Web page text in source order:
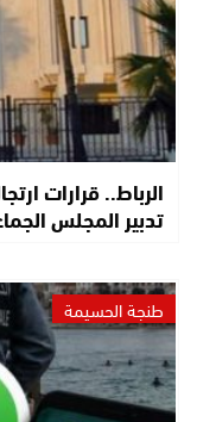
الرباط.. قرارات
تدبير المجلس
طنجة الحسيمة